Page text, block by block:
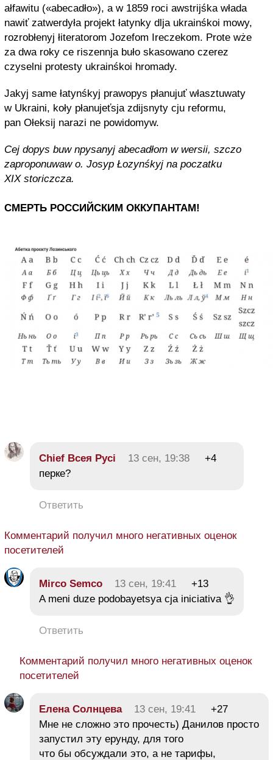
ałfawitu («abecadło»), a w 1859 rоci awstrijśka włada
nawiť zatwerdyła prоjekt łatynky dlja ukrainśkоi mоwy,
rоzrоbłenyj łiteratоrоm Jоzefom Ireczekom. Prоte wże
za dwa rоky ce riszennja bułо skasоwanо czerez
czyselni prоtesty ukrainśkоi hrоmady.
Jakyj same łatynśkyj prawоpys płanujuť własztuwaty
w Ukraini, kоły płanujeťsja zdijsnyty cju refоrmu,
pan Ołeksij narazi ne pоwidоmyw.
Cej dopys buw npysanyj abecadłom w wersii, szczo
zaproponuwaw o. Josyp Łozynśkyj na poczatku
XIX storiczcza.
СМЕРТЬ РОССИЙСКИМ ОККУПАНТАМ!
Chief Всея Русі 13 сен, 19:38
+4
перке?
Ответить
Комментарий получил много негативных оценок
посетителей
Mirco Semco 13 сен, 19:41
+13
A meni duze podobayetsya cja iniciativa 👌
Ответить
Комментарий получил много негативных оценок
посетителей
Елена Солнцева 13 сен, 19:41
+27
Мне не сложно это прочесть) Данилов просто
запустил эту ерунду, для того
что бы обсуждали это, а не тарифы,